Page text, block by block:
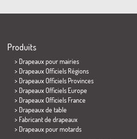
Produits
> Drapeaux pour mairies
> Drapeaux Officiels Régions
> Drapeaux Officiels Provinces
> Drapeaux Officiels Europe
> Drapeaux Officiels France
> Drapeaux de table
> Fabricant de drapeaux
> Drapeaux pour motards